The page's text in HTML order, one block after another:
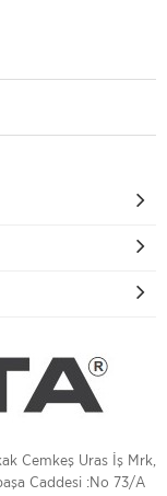
Cemkeş Uras İş Mrk,
Caddesi :No 73/A